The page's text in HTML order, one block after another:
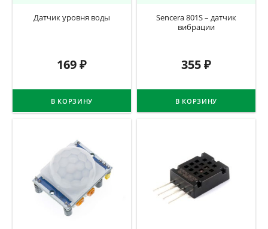
Датчик уровня воды
169₽
В КОРЗИНУ
Sencera 801S – датчик
вибрации
355₽
В КОРЗИНУ